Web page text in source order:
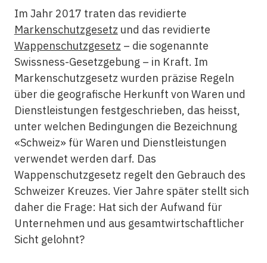
Im Jahr 2017 traten das revidierte
Markenschutzgesetz und das revidierte
Wappenschutzgesetz – die sogenannte
Swissness-Gesetzgebung – in Kraft. Im
Markenschutzgesetz wurden präzise Regeln
über die geografische Herkunft von Waren und
Dienstleistungen festgeschrieben, das heisst,
unter welchen Bedingungen die Bezeichnung
«Schweiz» für Waren und Dienstleistungen
verwendet werden darf. Das
Wappenschutzgesetz regelt den Gebrauch des
Schweizer Kreuzes. Vier Jahre später stellt sich
daher die Frage: Hat sich der Aufwand für
Unternehmen und aus gesamtwirtschaftlicher
Sicht gelohnt?